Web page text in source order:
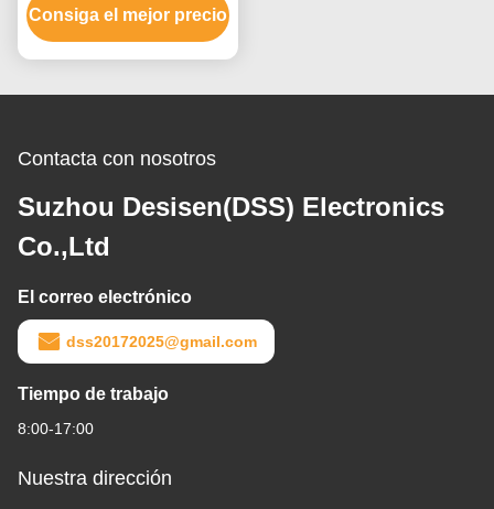
Consiga el mejor precio
Contacta con nosotros
Suzhou Desisen(DSS) Electronics
Co.,Ltd
El correo electrónico
dss20172025@gmail.com
Tiempo de trabajo
8:00-17:00
Nuestra dirección